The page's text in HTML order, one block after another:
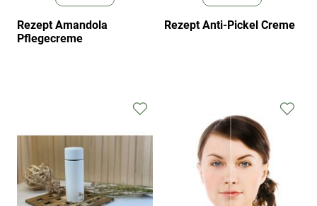
Rezept Amandola
Pflegecreme
Rezept Anti-Pickel Creme
Zur
Wunschliste
hinzufügen
Zur